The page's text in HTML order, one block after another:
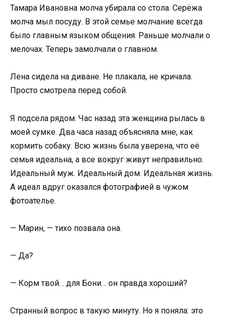
Тамара Ивановна молча убирала со стола. Серёжа
молча мыл посуду. В этой семье молчание всегда
было главным языком общения. Раньше молчали о
мелочах. Теперь замолчали о главном.
Лена сидела на диване. Не плакала, не кричала.
Просто смотрела перед собой.
Я подсела рядом. Час назад эта женщина рылась в
моей сумке. Два часа назад объясняла мне, как
кормить собаку. Всю жизнь была уверена, что её
семья идеальна, а все вокруг живут неправильно.
Идеальный муж. Идеальный дом. Идеальная жизнь.
А идеал вдруг оказался фотографией в чужом
фотоателье.
— Марин, — тихо позвала она.
— Да?
— Корм твой… для Бони… он правда хороший?
Странный вопрос в такую минуту. Но я поняла: это